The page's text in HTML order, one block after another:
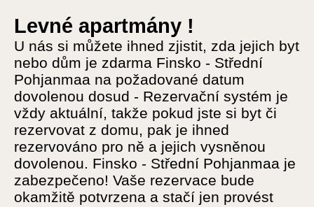
Levné apartmány !
U nás si můžete ihned zjistit, zda jejich byt
nebo dům je zdarma Finsko - Střední
Pohjanmaa na požadované datum
dovolenou dosud - Rezervační systém je
vždy aktuální, takže pokud jste si byt či
rezervovat z domu, pak je ihned
rezervováno pro ně a jejich vysněnou
dovolenou. Finsko - Střední Pohjanmaa je
zabezpečeno! Vaše rezervace bude
okamžitě potvrzena a stačí jen provést